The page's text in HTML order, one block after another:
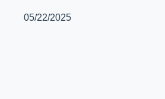
05/22/2025